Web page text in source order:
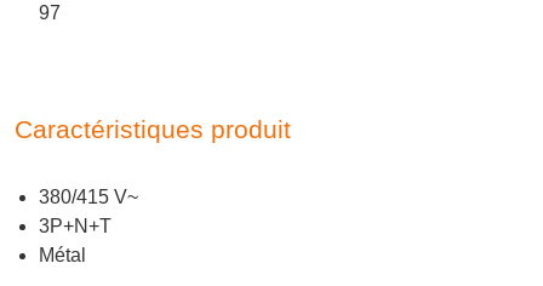
97
Caractéristiques produit
380/415 V~
3P+N+T
Métal